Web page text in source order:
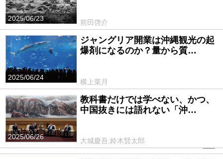
2025/06/23
前田啓介
2025/06/24
ジャングリア開業は沖縄観光の起
爆剤になるのか？量から質…
横上菜月
2025/06/26
教科書だけでは学べない、かつ、
中国抜きには語れない「沖…
大城慶吾,鈴木賢太郎